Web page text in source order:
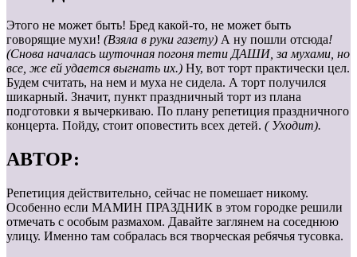
Этого не может быть! Бред какой-то, не может быть
говорящие мухи! (Взяла в руки газету) А ну пошли отсюда!
(Снова началась шуточная погоня тети ДАШИ, за мухами, но
все, же ей удается выгнать их.) Ну, вот торт практически цел.
Будем считать, на нем и муха не сидела. А торт получился
шикарный. Значит, пункт праздничный торт из плана
подготовки я вычеркиваю. По плану репетиция праздничного
концерта. Пойду, стоит оповестить всех детей. ( Уходит).
АВТОР:
Репетиция действительно, сейчас не помешает никому.
Особенно если МАМИН ПРАЗДНИК в этом городке решили
отмечать с особым размахом. Давайте заглянем на соседнюю
улицу. Именно там собралась вся творческая ребячья тусовка.